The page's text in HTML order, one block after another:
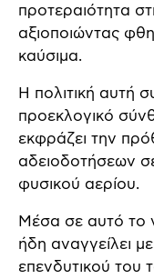
προτεραιότητα
αξιοποιώντας
καύσιμα.
Η πολιτική αυτή
προεκλογικό
εκφράζει την
αδειοδοτήσεων
φυσικού αερίου.
Μέσα σε αυτό το
ήδη αναγγείλει
επενδυτικού του